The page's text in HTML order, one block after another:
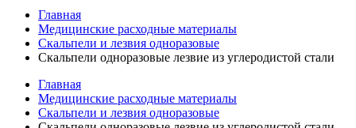
Главная
Медицинские расходные материалы
Скальпели и лезвия одноразовые
Скальпели одноразовые лезвие из углеродистой стали
Главная
Медицинские расходные материалы
Скальпели и лезвия одноразовые